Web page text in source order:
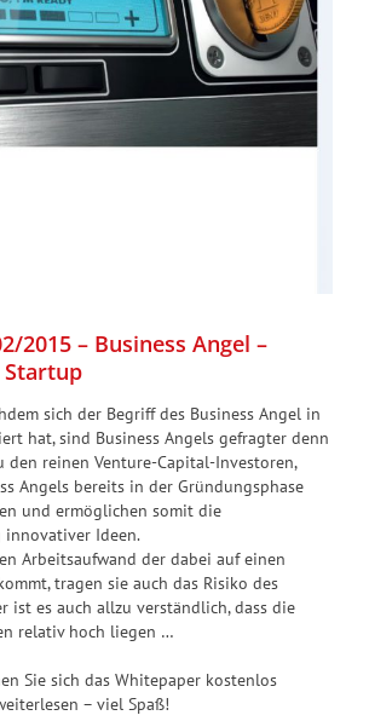
2015 – Business Angel –
sich der Begriff des Business Angel in
hat, sind Business Angels gefragter denn
den reinen Venture-Capital-Investoren,
Angels bereits in der Gründungsphase
und ermöglichen somit die
Ideen.
Arbeitsaufwand der dabei auf einen
tragen sie auch das Risiko des
ist es auch allzu verständlich, dass die
relativ hoch liegen …
Sie sich das Whitepaper kostenlos
– viel Spaß!